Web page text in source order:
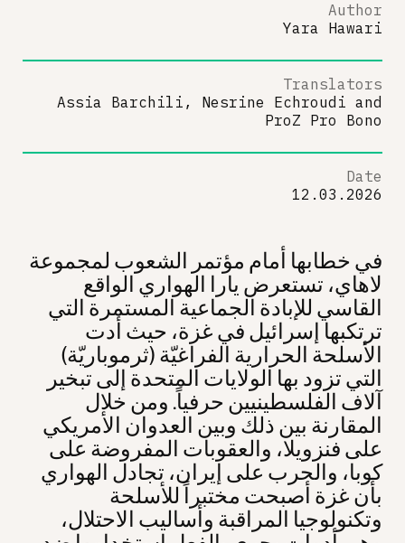
في خطابها أمام مؤتمر الشعوب لمجموعة
لاهاي، تستعرض يارا الهواري الواقع
القاسي للإبادة الجماعية المستمرة التي
ترتكبها إسرائيل في غزة، حيث أدت
الأسلحة الحرارية الفراغيّة (ثرموباريّة)
التي تزود بها الولايات المتحدة إلى تبخير
آلاف الفلسطينيين حرفياً. ومن خلال
المقارنة بين ذلك وبين العدوان الأمريكي
على فنزويلا، والعقوبات المفروضة على
كوبا، والحرب على إيران، تجادل الهواري
بأن غزة أصبحت مختبراً للأسلحة
وتكنولوجيا المراقبة وأساليب الاحتلال،
Author
Yara Hawari
Translators
Assia Barchili, Nesrine Echroudi and
ProZ Pro Bono
Date
12.03.2026